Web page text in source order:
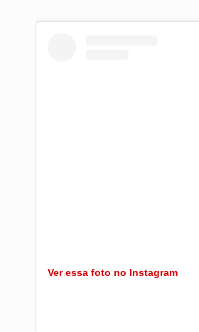
Ver essa foto no Instagram